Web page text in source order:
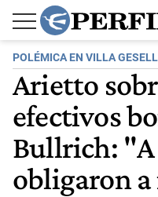
POLÉMICA EN VILLA GESELL
Arietto
efectivos
Bullrich:
obligaron